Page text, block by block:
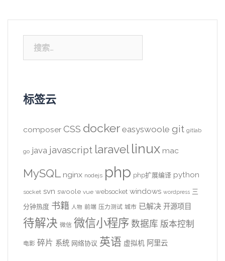
索：
标签云
composer CSS docker easyswoole git gitlab
go java javascript laravel linux mac
MySQL nginx nodejs php php扩展编译 python
socket svn swoole vue websocket windows wordpress 三
分钟热度 书籍 人物 前端 压力测试 城市 已解决 开源项目
待解决 微信 微信小程序 数据库 版本控制
电影 碎片 系统 网络协议 英语 虚拟机 阿里云